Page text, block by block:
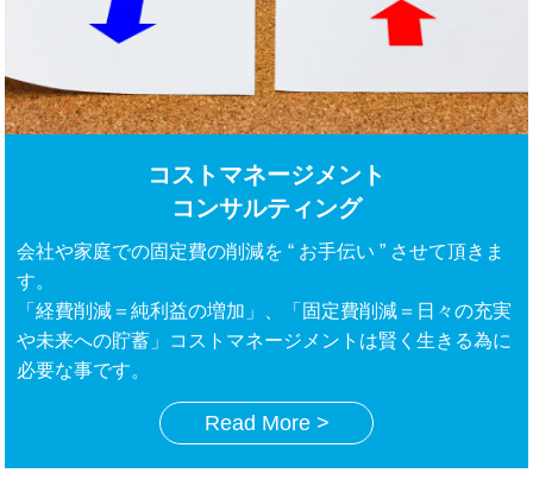
コストマネージメント
コンサルティング
会社や家庭での固定費の削減を “ お手伝い ” させて頂きま
す。
「経費削減＝純利益の増加」、「固定費削減＝日々の充実
や未来への貯蓄」コストマネージメントは賢く生きる為に
必要な事です。
Read More >